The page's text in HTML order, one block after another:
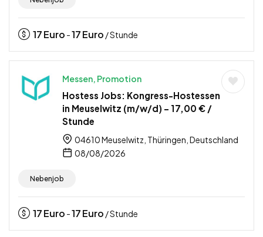
17Euro -17Euro / Stunde
Messen, Promotion
Hostess Jobs: Kongress-Hostessen
in Meuselwitz (m/w/d) – 17,00 € /
Stunde
04610 Meuselwitz, Thüringen, Deutschland
08/08/2026
Nebenjob
17Euro -17Euro / Stunde